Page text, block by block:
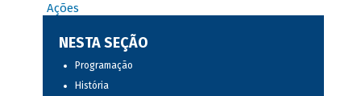
Ações
NESTA SEÇÃO
Programação
História